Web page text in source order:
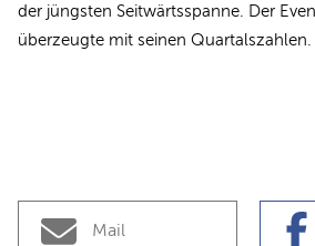
der jüngsten Seitwärtsspanne. Der
überzeugte mit seinen Quartalszahlen.
Mail